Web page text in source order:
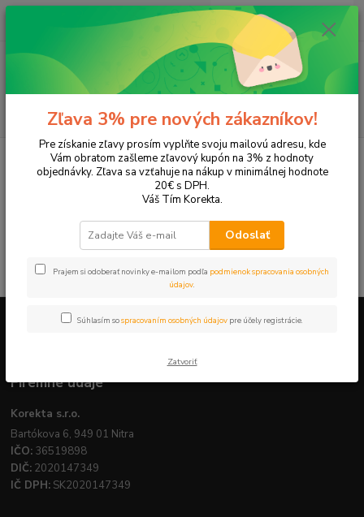
Hľadať
ks
za 0,00 EUR
Tonery a náplne do tlačiarní Brother MFC-J5910
V tejto kategórii nebol nájdený žiadny tovar.
Firemné údaje
Korekta s.r.o.
Bartókova 6, 949 01 Nitra
IČO: 36519898
DIČ: 2020147349
IČ DPH: SK2020147349
Zľava 3% pre nových zákazníkov!
Pre získanie zľavy prosím vyplňte svoju mailovú adresu, kde
Vám obratom zašleme zľavový kupón na 3% z hodnoty
objednávky. Zľava sa vzťahuje na nákup v minimálnej hodnote
20€ s DPH.
Váš Tím Korekta.
Odoslať
Prajem si odoberať novinky e-mailom podľa podmienok spracovania osobných
údajov.
Súhlasím sospracovaním osobných údajov pre účely registrácie.
Zatvoriť